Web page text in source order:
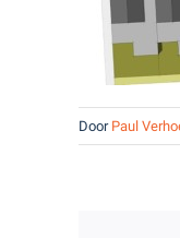
Door Paul